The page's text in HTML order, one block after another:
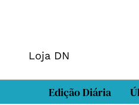
Loja DN
Edição Diária